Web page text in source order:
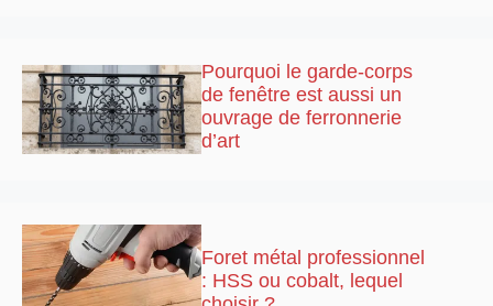
Pourquoi le garde-corps
de fenêtre est aussi un
ouvrage de ferronnerie
d’art
Foret métal professionnel
: HSS ou cobalt, lequel